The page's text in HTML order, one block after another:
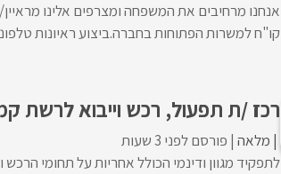
אנחנו מרחיבים את המשפחה ומצרפים אלינו
קו"ח למשרות הפתוחות בחברה.ביצוע ראיונות
רכז /ת תפעול, רכש וייבוא לרשת
מלאה פורסם לפני 3 שעות
לתפקיד מגוון ודינמי הכולל אחריות על תחומי